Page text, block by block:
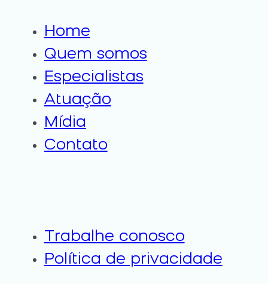
Home
Quem somos
Especialistas
Atuação
Mídia
Contato
Trabalhe conosco
Política de privacidade